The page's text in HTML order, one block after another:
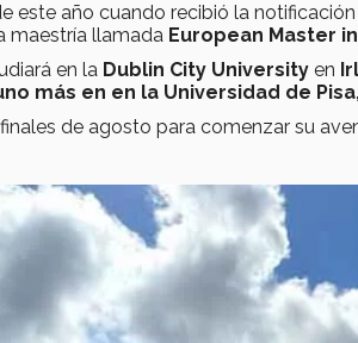
este año cuando recibió la
maestría llamada European Master
en la Dublin City University en
más en en la Universidad de P
de agosto para comenzar su